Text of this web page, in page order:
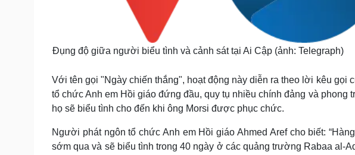
Đụng độ giữa người biểu tình và cảnh sát tại Ai Cập (ảnh: Telegraph)
Với tên gọi "Ngày chiến thắng", hoạt động này diễn ra theo lời kêu gọi
tổ chức Anh em Hồi giáo đứng đầu, quy tụ nhiều chính đảng và phong
họ sẽ biểu tình cho đến khi ông Morsi được phục chức.
Người phát ngôn tổ chức Anh em Hồi giáo Ahmed Aref cho biết:
sớm qua và sẽ biểu tình trong 40 ngày ở các quảng trường Rabaa al-